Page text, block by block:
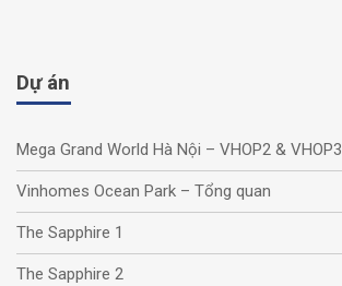
Dự án
Mega Grand World Hà Nội – VHOP2 & VHOP3
Vinhomes Ocean Park – Tổng quan
The Sapphire 1
The Sapphire 2